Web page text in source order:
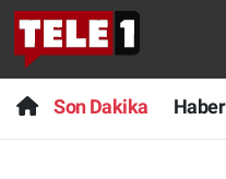
Son Dakika Haber
Anında Manşet
Başka Sohbetler
Son Dakika
Haber
Nöbetçi Eczaneler
Hava Durumu